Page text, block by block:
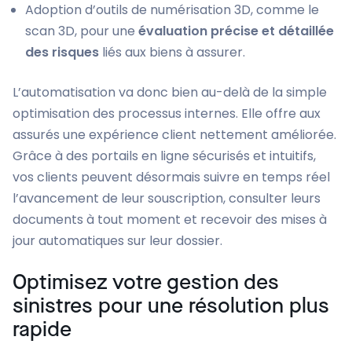
Adoption d’outils de numérisation 3D, comme le
scan 3D, pour une évaluation précise et détaillée
des risques liés aux biens à assurer.
L’automatisation va donc bien au-delà de la simple
optimisation des processus internes. Elle offre aux
assurés une expérience client nettement améliorée.
Grâce à des portails en ligne sécurisés et intuitifs,
vos clients peuvent désormais suivre en temps réel
l’avancement de leur souscription, consulter leurs
documents à tout moment et recevoir des mises à
jour automatiques sur leur dossier.
Optimisez votre gestion des
sinistres pour une résolution plus
rapide